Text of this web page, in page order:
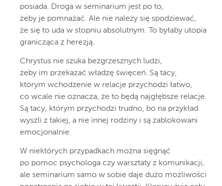
posiada. Droga w seminarium jest po to,
żeby je pomnażać. Ale nie należy się spodziewać,
że się to uda w stopniu absolutnym. To byłaby utopia
granicząca z herezją.
Chrystus nie szuka bezgrzesznych ludzi,
żeby im przekazać władzę święceń. Są tacy,
którym wchodzenie w relacje przychodzi łatwo,
co wcale nie oznacza, że to będą najgłębsze relacje.
Są tacy, którym przychodzi trudno, bo na przykład
wyszli z takiej, a nie innej rodziny i są zablokowani
emocjonalnie.
W niektórych przypadkach można sięgnąć
po pomoc psychologa czy warsztaty z komunikacji,
ale seminarium samo w sobie daje dużo możliwości